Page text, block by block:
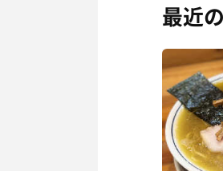
最近